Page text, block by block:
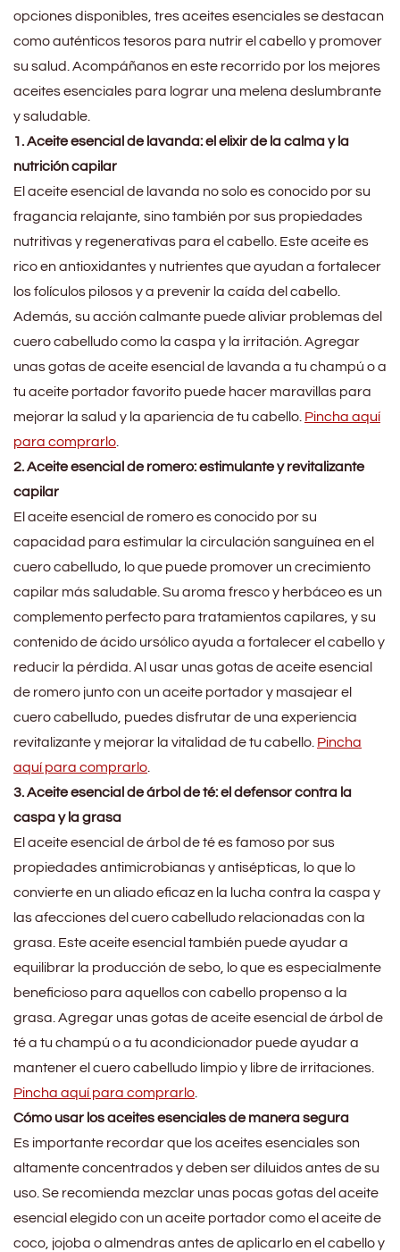
opciones disponibles, tres aceites esenciales se destacan
como auténticos tesoros para nutrir el cabello y promover
su salud. Acompáñanos en este recorrido por los mejores
aceites esenciales para lograr una melena deslumbrante
y saludable.
1. Aceite esencial de lavanda: el elixir de la calma y la
nutrición capilar
El aceite esencial de lavanda no solo es conocido por su
fragancia relajante, sino también por sus propiedades
nutritivas y regenerativas para el cabello. Este aceite es
rico en antioxidantes y nutrientes que ayudan a fortalecer
los folículos pilosos y a prevenir la caída del cabello.
Además, su acción calmante puede aliviar problemas del
cuero cabelludo como la caspa y la irritación. Agregar
unas gotas de aceite esencial de lavanda a tu champú o a
tu aceite portador favorito puede hacer maravillas para
mejorar la salud y la apariencia de tu cabello. Pincha aquí
para comprarlo
2. Aceite esencial de romero: estimulante y revitalizante
capilar
El aceite esencial de romero es conocido por su
capacidad para estimular la circulación sanguínea en el
cuero cabelludo, lo que puede promover un crecimiento
capilar más saludable. Su aroma fresco y herbáceo es un
complemento perfecto para tratamientos capilares, y su
contenido de ácido ursólico ayuda a fortalecer el cabello y
reducir la pérdida. Al usar unas gotas de aceite esencial
de romero junto con un aceite portador y masajear el
cuero cabelludo, puedes disfrutar de una experiencia
revitalizante y mejorar la vitalidad de tu cabello. Pincha
aquí para comprarlo
3. Aceite esencial de árbol de té: el defensor contra la
caspa y la grasa
El aceite esencial de árbol de té es famoso por sus
propiedades antimicrobianas y antisépticas, lo que lo
convierte en un aliado eficaz en la lucha contra la caspa y
las afecciones del cuero cabelludo relacionadas con la
grasa. Este aceite esencial también puede ayudar a
equilibrar la producción de sebo, lo que es especialmente
beneficioso para aquellos con cabello propenso a la
grasa. Agregar unas gotas de aceite esencial de árbol de
té a tu champú o a tu acondicionador puede ayudar a
mantener el cuero cabelludo limpio y libre de irritaciones.
Pincha aquí para comprarlo
Cómo usar los aceites esenciales de manera segura
Es importante recordar que los aceites esenciales son
altamente concentrados y deben ser diluidos antes de su
uso. Se recomienda mezclar unas pocas gotas del aceite
esencial elegido con un aceite portador como el aceite de
coco, jojoba o almendras antes de aplicarlo en el cabello y